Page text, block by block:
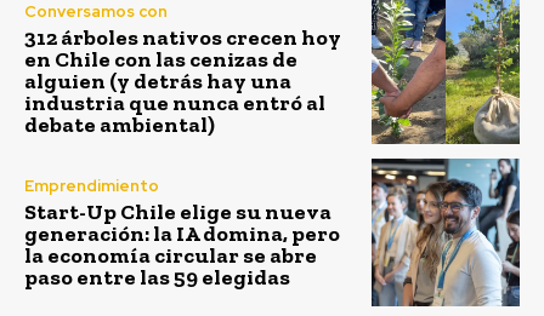
Conversamos con
312 árboles nativos crecen hoy
en Chile con las cenizas de
alguien (y detrás hay una
industria que nunca entró al
debate ambiental)
Emprendimiento
Start-Up Chile elige su nueva
generación: la IA domina, pero
la economía circular se abre
paso entre las 59 elegidas